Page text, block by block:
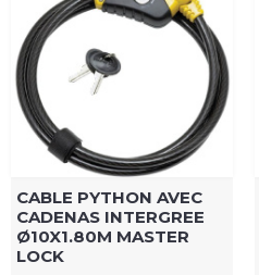
CABLE PYTHON AVEC
CADENAS INTERGREE
Ø10X1.80M MASTER
LOCK